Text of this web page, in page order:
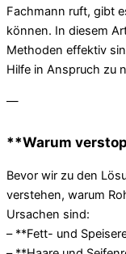
Fachmann ruft, gibt
können. In diesem
Methoden effektiv
Hilfe in Anspruch zu
—
**Warum
Bevor wir zu den
verstehen, warum
Ursachen sind:
– **Fett- und